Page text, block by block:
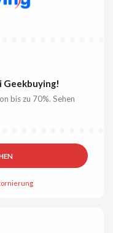
Geekbuying!
bis zu 70%. Sehen